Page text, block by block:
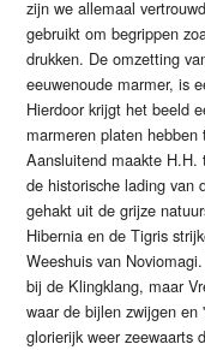
zijn we allemaal
gebruikt om begrippen
drukken. De omzetting
eeuwenoude marmer, is
Hierdoor krijgt het beeld
marmeren platen
Aansluitend maakte
de historische lading van
gehakt uit de grijze
Hibernia en de Tigris
Weeshuis van
bij de Klingklang, maar
waar de bijlen zwijgen
glorierijk weer zeewaarts